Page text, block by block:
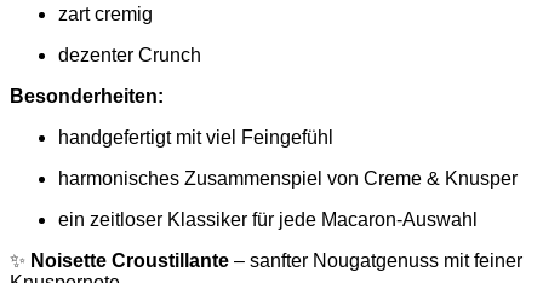
zart cremig
dezenter Crunch
Besonderheiten:
handgefertigt mit viel Feingefühl
harmonisches Zusammenspiel von Creme & Knusper
ein zeitloser Klassiker für jede Macaron-Auswahl
✨ Noisette Croustillante – sanfter Nougatgenuss mit feiner